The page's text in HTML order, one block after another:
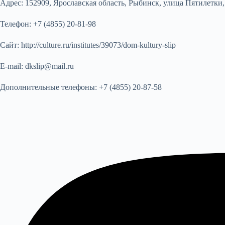
Адрес: 152909, Ярославская область, Рыбинск, улица
Телефон: +7 (4855) 20-81-98
Сайт: http://culture.ru/institutes/39073/dom-kultury-slip
E-mail: dkslip@mail.ru
Дополнительные телефоны: +7 (4855) 20-87-58